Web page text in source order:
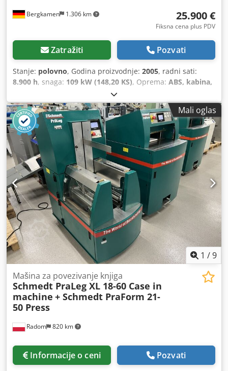
Bergkamen 1.306 km 25.900 €
Fiksna cena plus PDV
Zatražiti Pozvati
Stanje: polovno, Godina proizvodnje: 2005, radni sati:
8.900 h, snaga: 109 kW (148,20 KS), Oprema: ABS, kabina,
klima uređaj, pogon na sve točkove
Dužina: 4.692 mm Širina: 2.507 mm Visina: 2.997 mm
Međuosovinsko rastojanje: 2.723 mm Nominalna snaga:
105.9 kV, 144hp Chodpswlmt Iefx An Uja Nominalna brzina:
2,200 rpm Broj cilindara: 6 Zapremina: 7.480 cm³ Porast
obrtnog momenta: 51.3 Pogon na sva četiri točka
Mali oglas
1 /9
Radom 820 km
Mašina za povezivanje knjiga
Schmedt PraLeg XL 18-60 Case in
machine + Schmedt PraForm 21-
50 Press
Informacije o ceni Pozvati